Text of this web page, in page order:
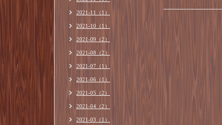
2021-11（1）
2021-10（1）
2021-09（2）
2021-08（2）
2021-07（1）
2021-06（1）
2021-05（2）
2021-04（2）
2021-03（1）